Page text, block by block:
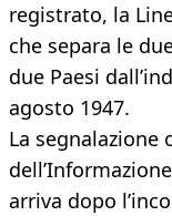
registrato, la
che separa le
due Paesi
agosto 1947.
La
arriva dopo